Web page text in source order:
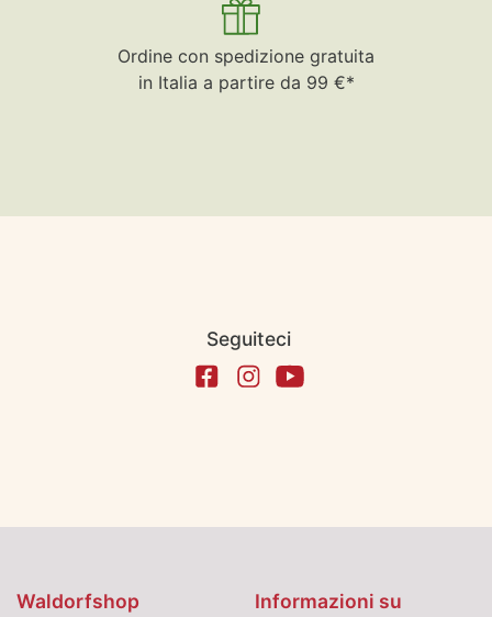
Ordine con spedizione gratuita
in Italia a partire da 99 €*
Seguiteci
Waldorfshop Informazioni su